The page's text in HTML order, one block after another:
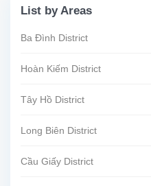
List by Areas
Ba Đình District
Hoàn Kiếm District
Tây Hồ District
Long Biên District
Cầu Giấy District